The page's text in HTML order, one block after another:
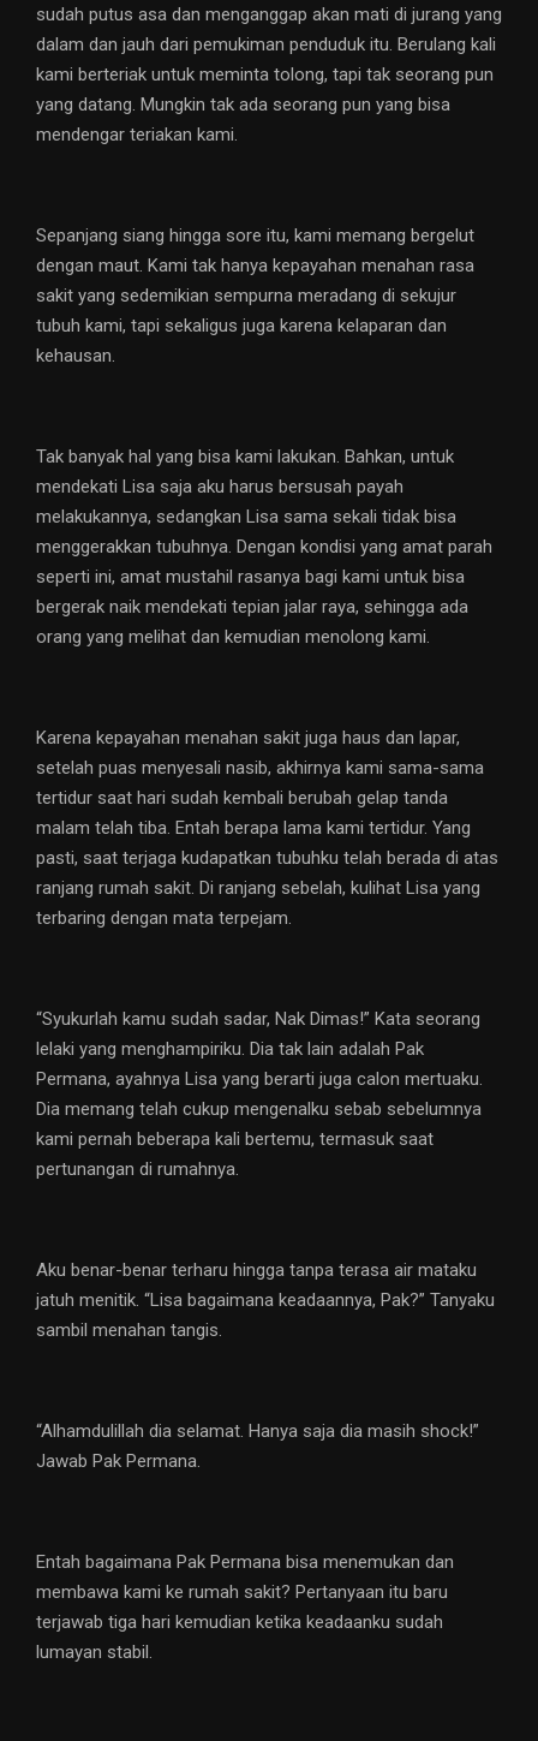
sudah putus asa dan menganggap akan mati di jurang yang
dalam dan jauh dari pemukiman penduduk itu. Berulang kali
kami berteriak untuk meminta tolong, tapi tak seorang pun
yang datang. Mungkin tak ada seorang pun yang bisa
mendengar teriakan kami.
Sepanjang siang hingga sore itu, kami memang bergelut
dengan maut. Kami tak hanya kepayahan menahan rasa
sakit yang sedemikian sempurna meradang di sekujur
tubuh kami, tapi sekaligus juga karena kelaparan dan
kehausan.
Tak banyak hal yang bisa kami lakukan. Bahkan, untuk
mendekati Lisa saja aku harus bersusah payah
melakukannya, sedangkan Lisa sama sekali tidak bisa
menggerakkan tubuhnya. Dengan kondisi yang amat parah
seperti ini, amat mustahil rasanya bagi kami untuk bisa
bergerak naik mendekati tepian jalar raya, sehingga ada
orang yang melihat dan kemudian menolong kami.
Karena kepayahan menahan sakit juga haus dan lapar,
setelah puas menyesali nasib, akhirnya kami sama-sama
tertidur saat hari sudah kembali berubah gelap tanda
malam telah tiba. Entah berapa lama kami tertidur. Yang
pasti, saat terjaga kudapatkan tubuhku telah berada di atas
ranjang rumah sakit. Di ranjang sebelah, kulihat Lisa yang
terbaring dengan mata terpejam.
“Syukurlah kamu sudah sadar, Nak Dimas!” Kata seorang
lelaki yang menghampiriku. Dia tak lain adalah Pak
Permana, ayahnya Lisa yang berarti juga calon mertuaku.
Dia memang telah cukup mengenalku sebab sebelumnya
kami pernah beberapa kali bertemu, termasuk saat
pertunangan di rumahnya.
Aku benar-benar terharu hingga tanpa terasa air mataku
jatuh menitik. “Lisa bagaimana keadaannya, Pak?” Tanyaku
sambil menahan tangis.
“Alhamdulillah dia selamat. Hanya saja dia masih shock!”
Jawab Pak Permana.
Entah bagaimana Pak Permana bisa menemukan dan
membawa kami ke rumah sakit? Pertanyaan itu baru
terjawab tiga hari kemudian ketika keadaanku sudah
lumayan stabil.